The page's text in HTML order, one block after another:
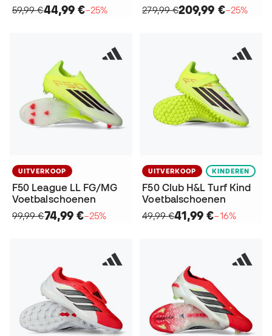
59,99 €44,99 €−25%
279,99 €209,99 €−25%
UITVERKOOP
F50 League LL FG/MG
Voetbalschoenen
99,99 €74,99 €−25%
UITVERKOOP KINDEREN
F50 Club H&L Turf Kind
Voetbalschoenen
49,99 €41,99 €−16%